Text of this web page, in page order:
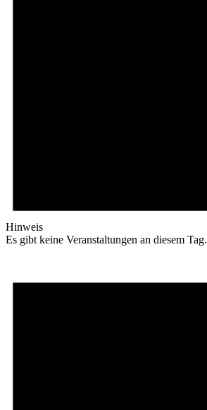
Hinweis
Es gibt keine Veranstaltungen an diesem Tag.